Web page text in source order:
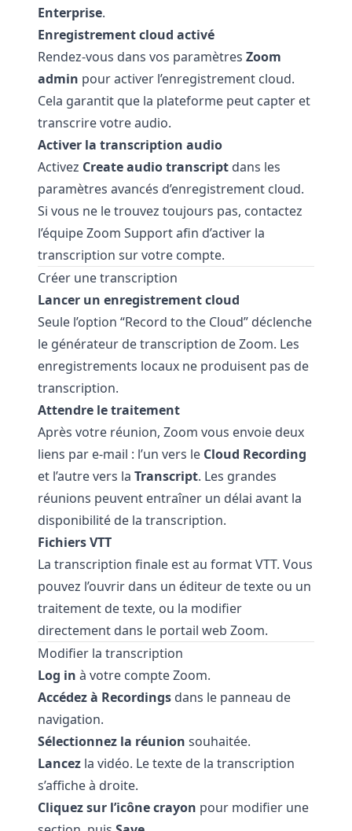
Enterprise.
Enregistrement cloud activé
Rendez-vous dans vos paramètres Zoom
admin pour activer l’enregistrement cloud.
Cela garantit que la plateforme peut capter et
transcrire votre audio.
Activer la transcription audio
Activez Create audio transcript dans les
paramètres avancés d’enregistrement cloud.
Si vous ne le trouvez toujours pas, contactez
l’équipe Zoom Support afin d’activer la
transcription sur votre compte.
Créer une transcription
Lancer un enregistrement cloud
Seule l’option “Record to the Cloud” déclenche
le générateur de transcription de Zoom. Les
enregistrements locaux ne produisent pas de
transcription.
Attendre le traitement
Après votre réunion, Zoom vous envoie deux
liens par e-mail : l’un vers le Cloud Recording
et l’autre vers la Transcript. Les grandes
réunions peuvent entraîner un délai avant la
disponibilité de la transcription.
Fichiers VTT
La transcription finale est au format VTT. Vous
pouvez l’ouvrir dans un éditeur de texte ou un
traitement de texte, ou la modifier
directement dans le portail web Zoom.
Modifier la transcription
Log in à votre compte Zoom.
Accédez à Recordings dans le panneau de
navigation.
Sélectionnez la réunion souhaitée.
Lancez la vidéo. Le texte de la transcription
s’affiche à droite.
Cliquez sur l’icône crayon pour modifier une